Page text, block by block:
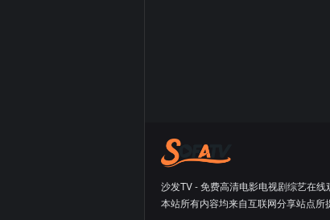
沙发TV - 免费高清电影电视剧综艺在线
本站所有内容均来自互联网分享站点所